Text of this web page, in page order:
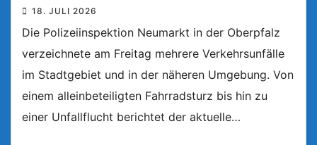
18. JULI 2026
Die Polizeiinspektion Neumarkt in der Oberpfalz
verzeichnete am Freitag mehrere Verkehrsunfälle
im Stadtgebiet und in der näheren Umgebung. Von
einem alleinbeteiligten Fahrradsturz bis hin zu
einer Unfallflucht berichtet der aktuelle…